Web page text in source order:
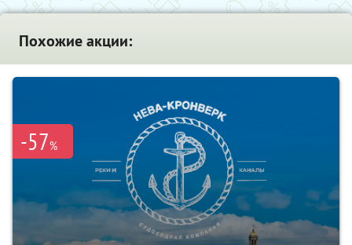
Похожие акции:
-57%